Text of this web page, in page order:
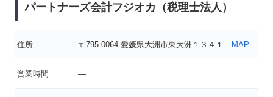
パートナーズ会計フジオカ（税理士法人）
住所 〒795-0064 愛媛県大洲市東大洲１３４１ MAP
営業時間 ―